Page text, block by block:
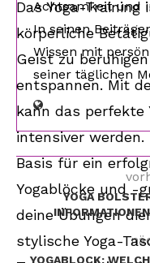
Das Yoga-
körperliche
Geist zu
entspannen. Mit
kann das perfekte
intensiver werden.
Basis für ein
Yogablöcke und -
deine Übungen
stylische Yoga-
Achtsamkeit und
In seinen
Wissen mit
seiner täglichen
YOGA
YOGABLOCK: